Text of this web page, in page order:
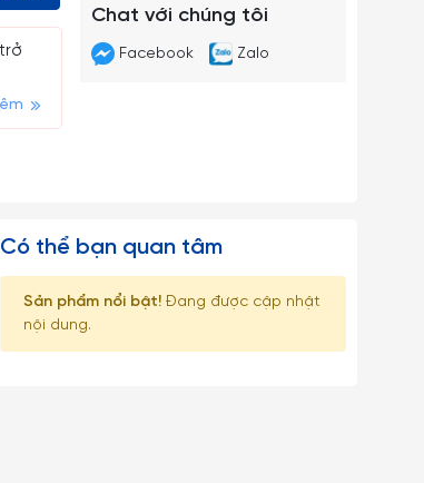
Chat với chúng tôi
Facebook Zalo
Có thể bạn quan tâm
Sản phẩm nổi bật!Đang được cập nhật
nội dung.